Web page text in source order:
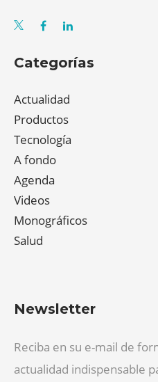
Categorías
Actualidad
Productos
Tecnología
A fondo
Agenda
Videos
Monográficos
Salud
Newsletter
Reciba en su e-mail de
actualidad indispensable